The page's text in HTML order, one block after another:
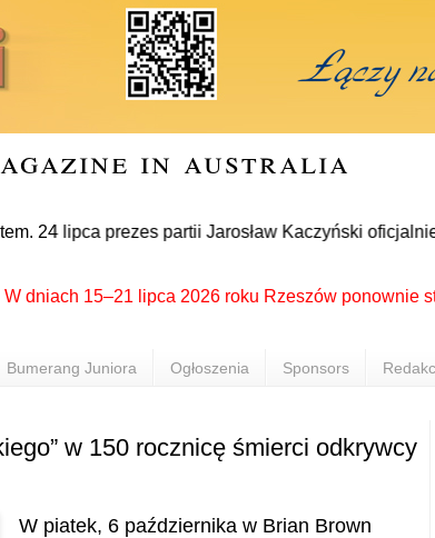
in australia
lipca prezes partii Jarosław Kaczyński
dniach 15–21 lipca 2026 roku Rzeszów ponownie
Bumerang Juniora Ogłoszenia Sponsors
w 150 rocznicę śmierci odkrywcy
W piatek, 6 października w Brian Brown